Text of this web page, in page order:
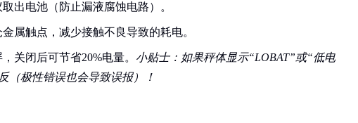
出电池（防止漏液腐蚀电路）。
属触点，减少接触不良导致的耗电。
关闭后可节省20%电量。 小贴士：如果秤体显示“LOBAT”或“低电
（极性错误也会导致误报）！